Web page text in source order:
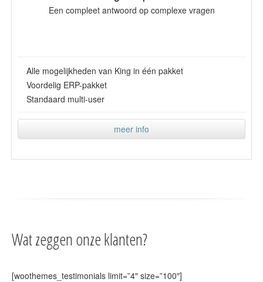
Een compleet antwoord op complexe vragen
Alle mogelijkheden van King in één pakket
Voordelig ERP-pakket
Standaard multi-user
meer info
Wat zeggen onze klanten?
[woothemes_testimonials limit=”4″ size=”100″]